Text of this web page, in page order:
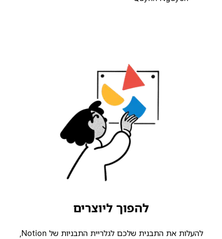
להפוך ליוצרים
להעלות את התבנית שלכם לגלריית התבניות של Notion,